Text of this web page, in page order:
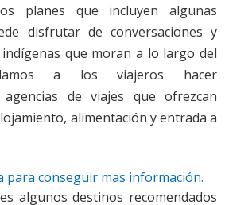
planes que incluyen algunas
disfrutar de conversaciones y
que moran a lo largo del
a los viajeros hacer
de viajes que ofrezcan
alimentación y entrada a
para conseguir mas información.
algunos destinos recomendados